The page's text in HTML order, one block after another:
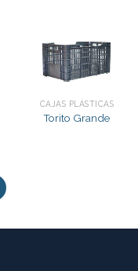
CAJAS PLÁSTICAS
Torito Grande